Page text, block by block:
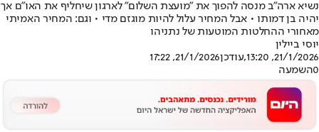
נשיא ארה"ב מנסה להפוך את "מועצת השלום" לארגון שיחליף את האו"ם אך
יהיה בן דמותו • אבל המחיר עלול להיות מוגזם מדי • וגם: המחיר האמיתי
מאחורי ההחלטות המוטעות של נתניהו
יוסי ביילין
21/1/2026, 13:20
,עודכן21/1/2026, 17:22
0השמעה